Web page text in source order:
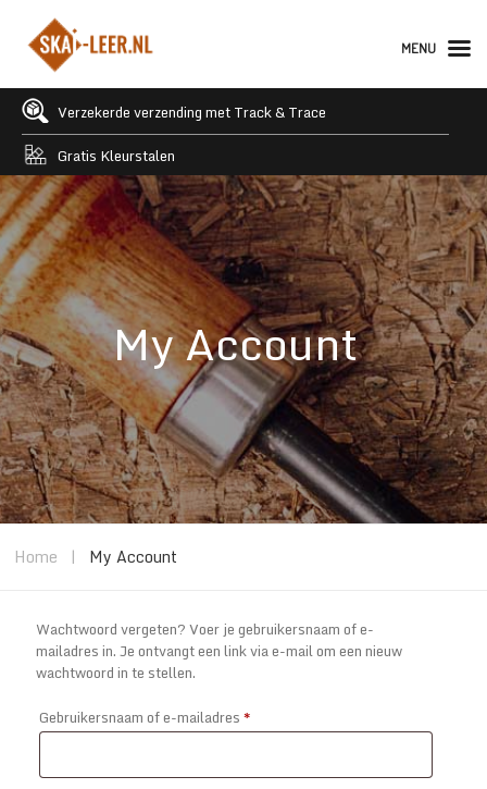
Verzekerde verzending met Track & Trace
Gratis Kleurstalen
My Account
Home | My Account
Wachtwoord vergeten? Voer je gebruikersnaam of e-
mailadres in. Je ontvangt een link via e-mail om een nieuw
wachtwoord in te stellen.
Gebruikersnaam of e-mailadres*Vereist
MENU